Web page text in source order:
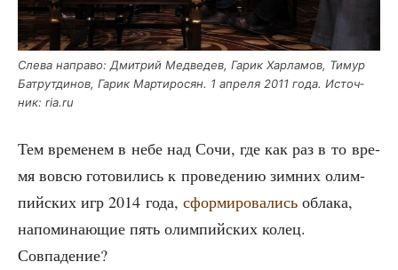
Сле­ва напра­во: Дмит­рий Мед­ве­дев, Гарик Хар­ла­мов, Тимур
Батрут­ди­нов, Гарик Мар­ти­ро­сян. 1 апре­ля 2011 года. Источ­
ник: ria.ru
Тем вре­ме­нем в небе над Сочи, где как раз в то вре­
мя вовсю гото­ви­лись к про­ве­де­нию зим­них олим­
пий­ских игр 2014 года, сфор­ми­ро­ва­лись обла­ка,
напо­ми­на­ю­щие пять олим­пий­ских колец.
Совпадение?